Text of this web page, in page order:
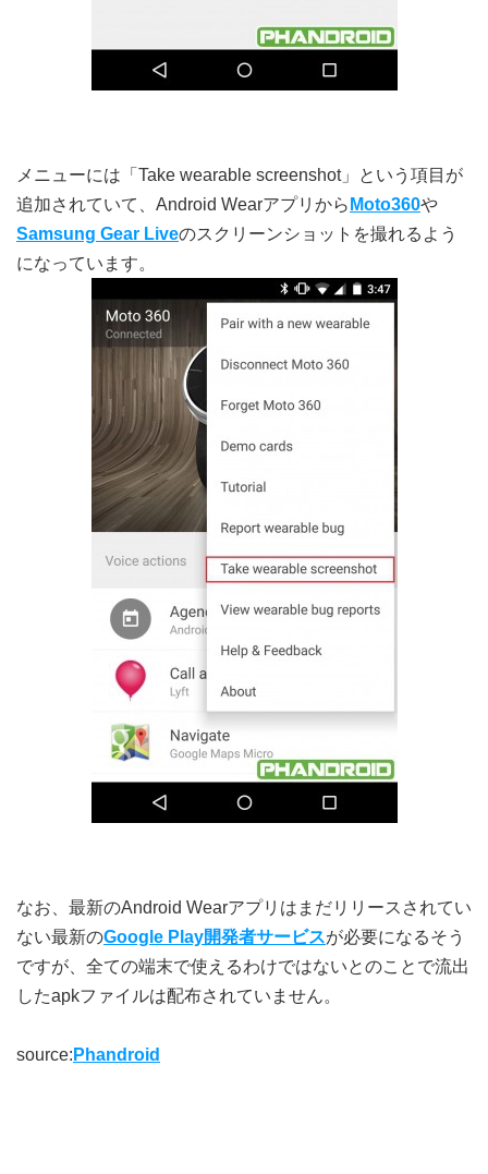
メニューには「Take wearable screenshot」という項目が
追加されていて、Android Wearアプリから Moto360や
Samsung Gear Liveのスクリーンショットを撮れるよう
になっています。
なお、最新のAndroid Wearアプリはまだリリースされてい
ない最新のGoogle Play開発者サービスが必要になるそう
ですが、全ての端末で使えるわけではないとのことで流出
したapkファイルは配布されていません。
source: Phandroid